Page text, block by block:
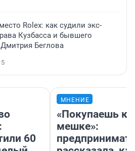
Rolex: как судили экс-
Кузбасса и бывшего
Беглова
60
МНЕНИЕ
«Покупаешь
мешке»: